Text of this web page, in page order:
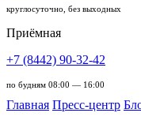
круглосуточно, без выходных
Приёмная
+7 (8442) 90-32-42
по будням 08:00 — 16:00
Главная Пресс-центр